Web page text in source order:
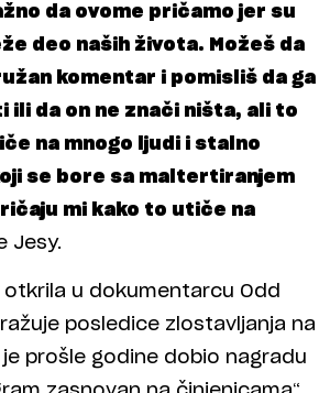
da ovome pričamo jer su
deo naših života. Možeš da
komentar i pomisliš da ga
ili da on ne znači ništa, ali to
na mnogo ljudi i stalno
se bore sa maltertiranjem
mi kako to utiče na
Jesy.
otkrila u dokumentarcu Odd
posledice zlostavljanja na
prošle godine dobio nagradu